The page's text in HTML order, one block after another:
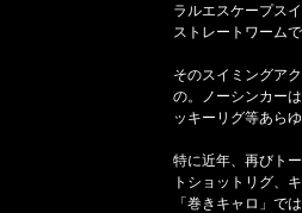
ラルエスケープス
ストレートワームで
そのスイミングア
の。ノーシンカー
ッキーリグ等あら
特に近年、再びト
トショットリグ、
「巻きキャロ」で